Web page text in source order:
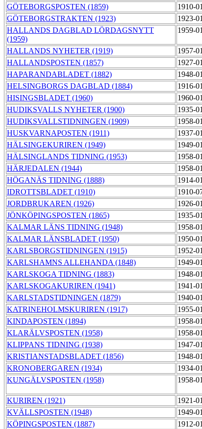
GÖTEBORGSPOSTEN (1859) 1910-
GÖTEBORGSTRAKTEN (1923) 1923-
HALLANDS DAGBLAD LÖRDAGSNYTT
(1959)
1959-
HALLANDS NYHETER (1919) 1957-
HALLANDSPOSTEN (1857) 1927-
HAPARANDABLADET (1882) 1948-
HELSINGBORGS DAGBLAD (1884) 1916-
HISINGSBLADET (1960) 1960-
HUDIKSVALLS NYHETER (1900) 1935-
HUDIKSVALLSTIDNINGEN (1909) 1958-
HUSKVARNAPOSTEN (1911) 1937-
HÄLSINGEKURIREN (1949) 1949-
HÄLSINGLANDS TIDNING (1953) 1958-
HÄRJEDALEN (1944) 1958-
HÖGANÄS TIDNING (1888) 1914-
IDROTTSBLADET (1910) 1910-
JORDBRUKAREN (1926) 1926-
JÖNKÖPINGSPOSTEN (1865) 1935-
KALMAR LÄNS TIDNING (1948) 1958-
KALMAR LÄNSBLADET (1950) 1950-
KARLSBORGSTIDNINGEN (1915) 1952-
KARLSHAMNS ALLEHANDA (1848) 1949-
KARLSKOGA TIDNING (1883) 1948-
KARLSKOGAKURIREN (1941) 1941-
KARLSTADSTIDNINGEN (1879) 1940-
KATRINEHOLMSKURIREN (1917) 1955-
KINDAPOSTEN (1894) 1958-
KLARÄLVSPOSTEN (1958) 1958-
KLIPPANS TIDNING (1938) 1947-
KRISTIANSTADSBLADET (1856) 1948-
KRONOBERGAREN (1934) 1934-
KUNGÄLVSPOSTEN (1958) 1958-
KURIREN (1921) 1921-
KVÄLLSPOSTEN (1948) 1949-
KÖPINGSPOSTEN (1887) 1912-